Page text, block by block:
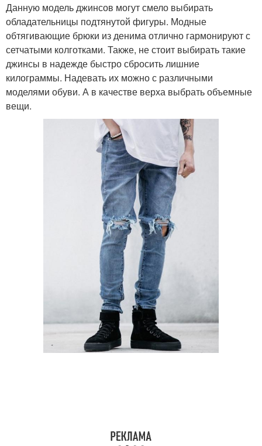
Данную модель джинсов могут смело выбирать
обладательницы подтянутой фигуры. Модные
обтягивающие брюки из денима отлично гармонируют с
сетчатыми колготками. Также, не стоит выбирать такие
джинсы в надежде быстро сбросить лишние
килограммы. Надевать их можно с различными
моделями обуви. А в качестве верха выбрать объемные
вещи.